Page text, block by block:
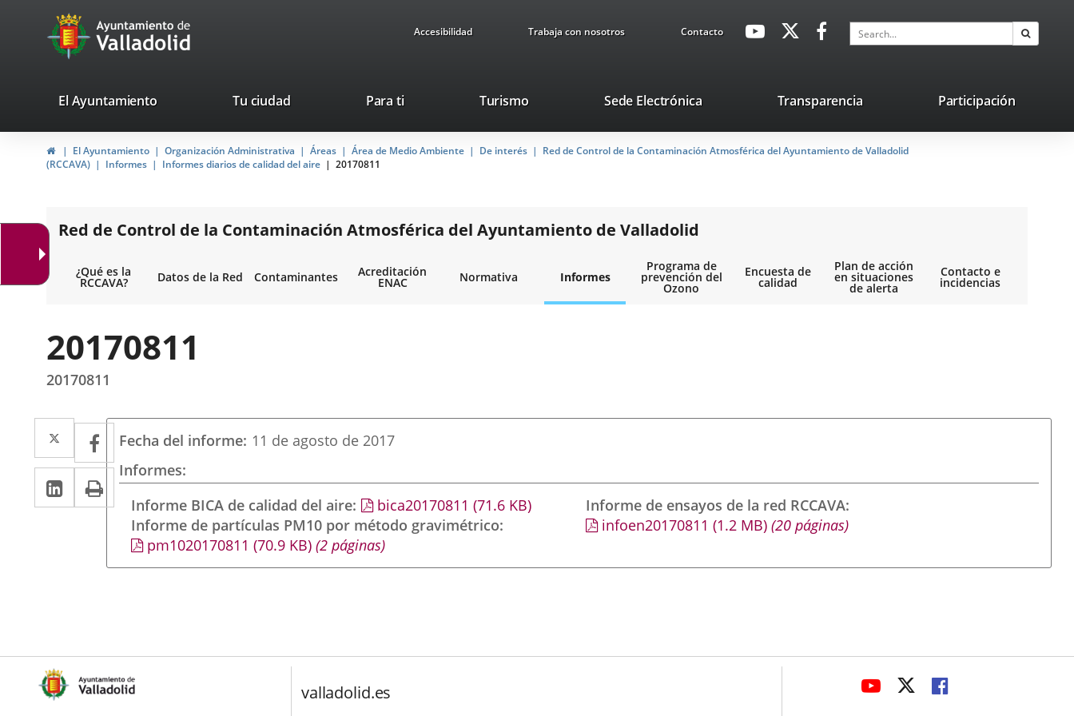
Portal
Web
Ayuntamiento
de
Valladolid
Accesibilidad Trabaja con nosotros ContactoavaHeaderSocial
Link
Link
application.
application.
Search
valladolid.es
El Ayuntamiento Tu ciudad Para ti TurismoThis
will
open
up
window.
Sede ElectrónicaLink
external
application.
Transparencia Participación
HomeEl Ayuntamiento Organización Administrativa Áreas Área de Medio Ambiente De interés
Red de Control de la Contaminación Atmosférica del Ayuntamiento de Valladolid
(RCCAVA)
Informes Informes diarios de calidad del aire 20170811
Red de Control de la Contaminación Atmosférica del Ayuntamiento de Valladolid
¿Qué es la
RCCAVA? Datos de la Red Contaminantes Acreditación
ENAC Normativa Informes
Programa de
prevención del
Ozono
Encuesta de
calidad
Plan de acción
en situaciones
de alerta
Contacto e
incidencias
20170811
20170811
Twitter
Enlace
a
una
aplicación
externa.
Facebook
Enlace
a
una
aplicación
externa.
Linkedin
Enlace
a
aplicación
Print
Fecha del informe 11 de agosto de 2017
Informes
Informe BICA de calidad del aire
bica20170811 (71.6 KB)
Informe de partículas PM10 por método gravimétrico
pm1020170811 (70.9 KB)(2 páginas)
Informe de ensayos de la red RCCAVA
infoen20170811 (1.2 MB) (20 páginas)
valladolid.es
LINK
LINKLINK